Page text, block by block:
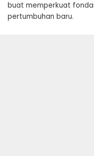
buat memperkuat
pertumbuhan baru.